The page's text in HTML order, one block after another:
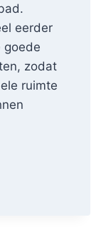
eerder
goede
zodat
ruimte